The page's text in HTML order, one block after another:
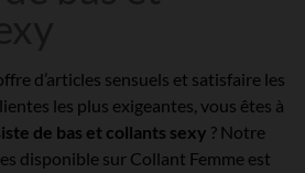
d’articles sensuels et satisfaire les
les plus exigeantes, vous êtes à
de bas et collants sexy ? Notre
disponible sur Collant Femme est